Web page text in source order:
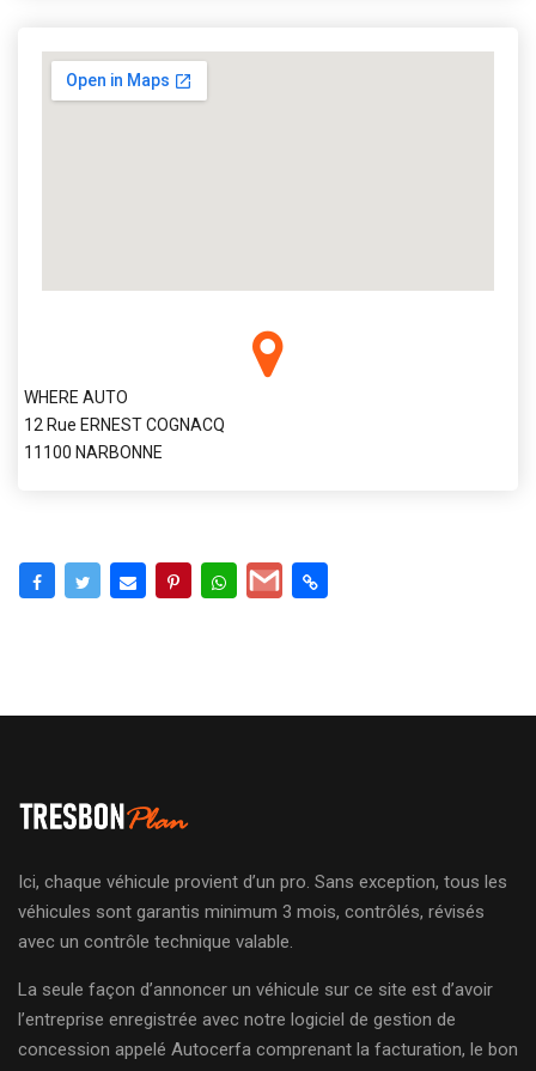
WHERE AUTO
12 Rue ERNEST COGNACQ
11100 NARBONNE
Ici, chaque véhicule provient d’un pro. Sans exception, tous les
véhicules sont garantis minimum 3 mois, contrôlés, révisés
avec un contrôle technique valable.
La seule façon d’annoncer un véhicule sur ce site est d’avoir
l’entreprise enregistrée avec notre logiciel de gestion de
concession appelé Autocerfa comprenant la facturation, le bon